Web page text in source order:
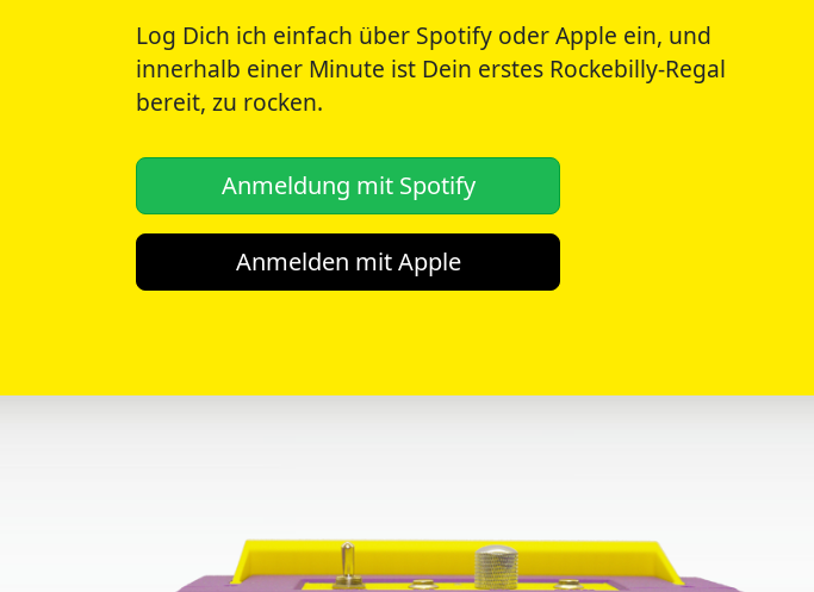
Log Dich ich einfach über Spotify oder Apple ein, und
innerhalb einer Minute ist Dein erstes Rockebilly-Regal
bereit, zu rocken.
Anmeldung mit Spotify
Anmelden mit Apple